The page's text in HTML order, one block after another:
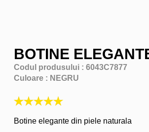
BOTINE
Codul produsului : 6043C7877
Culoare : NEGRU
Botine elegante din piele naturala